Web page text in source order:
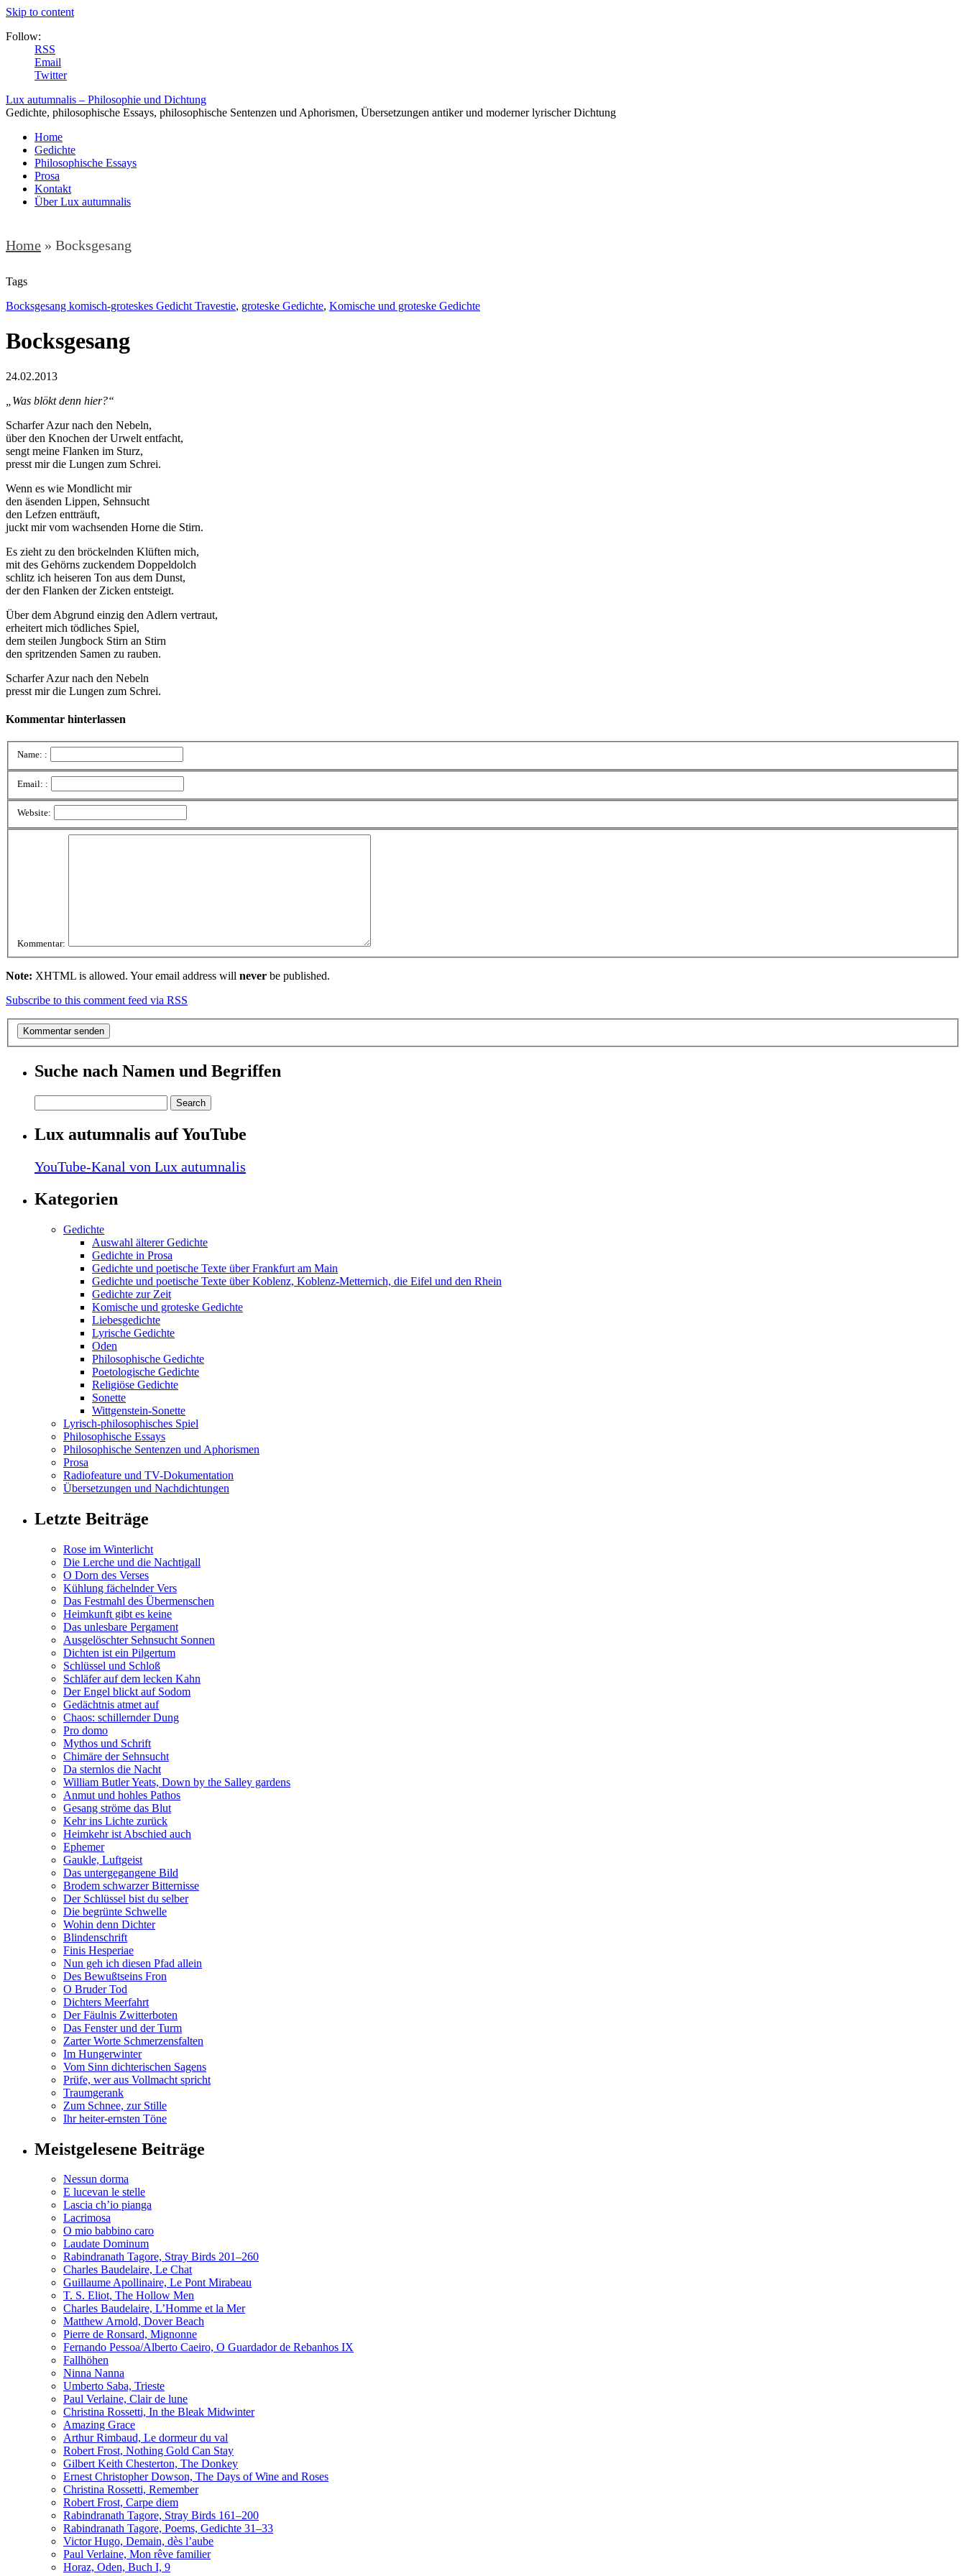
Skip to content
Follow:
RSS
Email
Twitter
Lux autumnalis – Philosophie und Dichtung
Gedichte, philosophische Essays, philosophische Sentenzen und Aphorismen, Übersetzungen antiker und moderner lyrischer Dichtung
Home
Gedichte
Philosophische Essays
Prosa
Kontakt
Über Lux autumnalis
Home » Bocksgesang
Tags
Bocksgesang komisch-groteskes Gedicht Travestie, groteske Gedichte, Komische und groteske Gedichte
Bocksgesang
24.02.2013
„Was blökt denn hier?“
Scharfer Azur nach den Nebeln,
über den Knochen der Urwelt entfacht,
sengt meine Flanken im Sturz,
presst mir die Lungen zum Schrei.
Wenn es wie Mondlicht mir
den äsenden Lippen, Sehnsucht
den Lefzen entträuft,
juckt mir vom wachsenden Horne die Stirn.
Es zieht zu den bröckelnden Klüften mich,
mit des Gehörns zuckendem Doppeldolch
schlitz ich heiseren Ton aus dem Dunst,
der den Flanken der Zicken entsteigt.
Über dem Abgrund einzig den Adlern vertraut,
erheitert mich tödliches Spiel,
dem steilen Jungbock Stirn an Stirn
den spritzenden Samen zu rauben.
Scharfer Azur nach den Nebeln
presst mir die Lungen zum Schrei.
Kommentar hinterlassen
Name: :
Email: :
Website:
Kommentar:
Note: XHTML is allowed. Your email address will never be published.
Subscribe to this comment feed via RSS
Suche nach Namen und Begriffen
Lux autumnalis auf YouTube
YouTube-Kanal von Lux autumnalis
Kategorien
Gedichte
Auswahl älterer Gedichte
Gedichte in Prosa
Gedichte und poetische Texte über Frankfurt am Main
Gedichte und poetische Texte über Koblenz, Koblenz-Metternich, die Eifel und den Rhein
Gedichte zur Zeit
Komische und groteske Gedichte
Liebesgedichte
Lyrische Gedichte
Oden
Philosophische Gedichte
Poetologische Gedichte
Religiöse Gedichte
Sonette
Wittgenstein-Sonette
Lyrisch-philosophisches Spiel
Philosophische Essays
Philosophische Sentenzen und Aphorismen
Prosa
Radiofeature und TV-Dokumentation
Übersetzungen und Nachdichtungen
Letzte Beiträge
Rose im Winterlicht
Die Lerche und die Nachtigall
O Dorn des Verses
Kühlung fächelnder Vers
Das Festmahl des Übermenschen
Heimkunft gibt es keine
Das unlesbare Pergament
Ausgelöschter Sehnsucht Sonnen
Dichten ist ein Pilgertum
Schlüssel und Schloß
Schläfer auf dem lecken Kahn
Der Engel blickt auf Sodom
Gedächtnis atmet auf
Chaos: schillernder Dung
Pro domo
Mythos und Schrift
Chimäre der Sehnsucht
Da sternlos die Nacht
William Butler Yeats, Down by the Salley gardens
Anmut und hohles Pathos
Gesang ströme das Blut
Kehr ins Lichte zurück
Heimkehr ist Abschied auch
Ephemer
Gaukle, Luftgeist
Das untergegangene Bild
Brodem schwarzer Bitternisse
Der Schlüssel bist du selber
Die begrünte Schwelle
Wohin denn Dichter
Blindenschrift
Finis Hesperiae
Nun geh ich diesen Pfad allein
Des Bewußtseins Fron
O Bruder Tod
Dichters Meerfahrt
Der Fäulnis Zwitterboten
Das Fenster und der Turm
Zarter Worte Schmerzensfalten
Im Hungerwinter
Vom Sinn dichterischen Sagens
Prüfe, wer aus Vollmacht spricht
Traumgerank
Zum Schnee, zur Stille
Ihr heiter-ernsten Töne
Meistgelesene Beiträge
Nessun dorma
E lucevan le stelle
Lascia ch’io pianga
Lacrimosa
O mio babbino caro
Laudate Dominum
Rabindranath Tagore, Stray Birds 201–260
Charles Baudelaire, Le Chat
Guillaume Apollinaire, Le Pont Mirabeau
T. S. Eliot, The Hollow Men
Charles Baudelaire, L’Homme et la Mer
Matthew Arnold, Dover Beach
Pierre de Ronsard, Mignonne
Fernando Pessoa/Alberto Caeiro, O Guardador de Rebanhos IX
Fallhöhen
Ninna Nanna
Umberto Saba, Trieste
Paul Verlaine, Clair de lune
Christina Rossetti, In the Bleak Midwinter
Amazing Grace
Arthur Rimbaud, Le dormeur du val
Robert Frost, Nothing Gold Can Stay
Gilbert Keith Chesterton, The Donkey
Ernest Christopher Dowson, The Days of Wine and Roses
Christina Rossetti, Remember
Robert Frost, Carpe diem
Rabindranath Tagore, Stray Birds 161–200
Rabindranath Tagore, Poems, Gedichte 31–33
Victor Hugo, Demain, dès l’aube
Paul Verlaine, Mon rêve familier
Horaz, Oden, Buch I, 9